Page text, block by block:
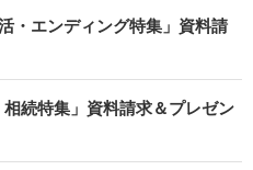
・エンディング特集」資料請
続特集」資料請求＆プレゼン